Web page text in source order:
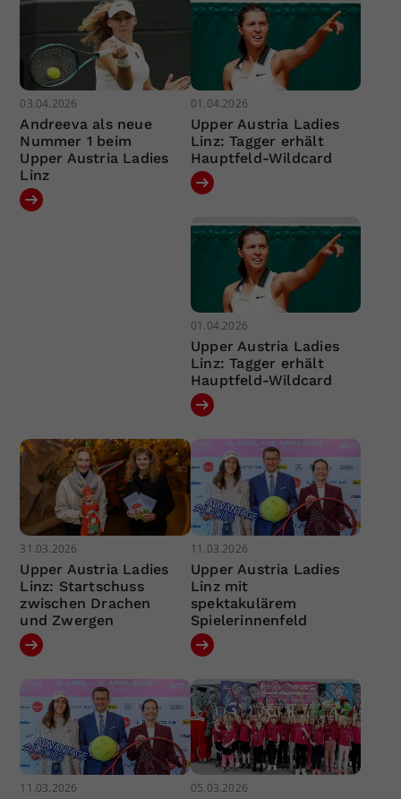
03.04.2026
Andreeva als neue
Nummer 1 beim
Upper Austria Ladies
Linz
01.04.2026
Upper Austria Ladies
Linz: Tagger erhält
Hauptfeld-Wildcard
01.04.2026
Upper Austria Ladies
Linz: Tagger erhält
Hauptfeld-Wildcard
31.03.2026
Upper Austria Ladies
Linz: Startschuss
zwischen Drachen
und Zwergen
11.03.2026
Upper Austria Ladies
Linz mit
spektakulärem
Spielerinnenfeld
11.03.2026 05.03.2026